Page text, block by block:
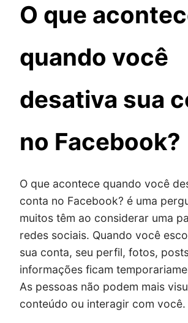
O que
quando você
desativa sua
no Facebook?
O que acontece quando você
conta no Facebook? é uma
muitos têm ao considerar uma
redes sociais. Quando você
sua conta, seu perfil, fotos,
informações ficam
As pessoas não podem mais
conteúdo ou interagir com você.